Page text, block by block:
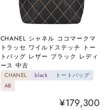
CHANEL シャネル ココマークマ
トラッセ ワイルドステッチ トー
トバッグ レザー ブラック レディ
ース 中古
CHANEL black
トートバッグ
AB
¥179,300